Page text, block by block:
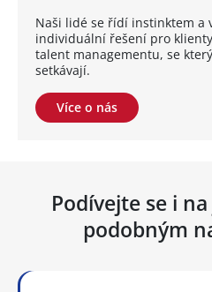
Naši lidé se řídí instinktem a
individuální řešení pro
talent managementu, se
setkávají.
Více o nás
Podívejte se i
podobným